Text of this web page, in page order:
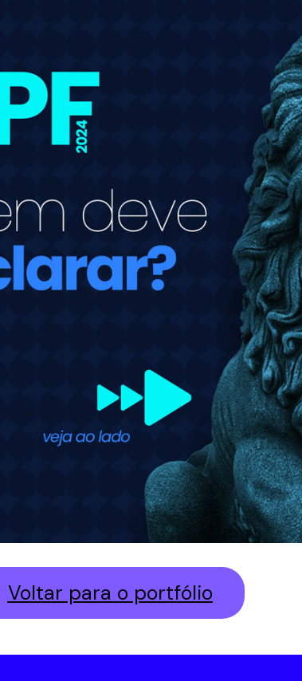
Voltar para o portfólio